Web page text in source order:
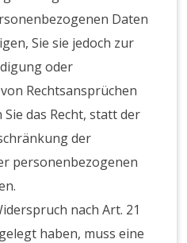
Daten
Sie sie jedoch zur
oder
Rechtsansprüchen
das Recht, statt der
der
personenbezogenen
nach Art. 21
haben, muss eine